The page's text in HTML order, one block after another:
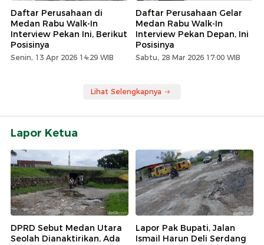
Daftar Perusahaan di
Medan Rabu Walk-In
Interview Pekan Ini, Berikut
Posisinya
Senin, 13 Apr 2026 14:29 WIB
Daftar Perusahaan Gelar
Medan Rabu Walk-In
Interview Pekan Depan, Ini
Posisinya
Sabtu, 28 Mar 2026 17:00 WIB
Lihat Selengkapnya
Lapor Ketua
DPRD Sebut Medan Utara
Seolah Dianaktirikan, Ada
Lapor Pak Bupati, Jalan
Ismail Harun Deli Serdang